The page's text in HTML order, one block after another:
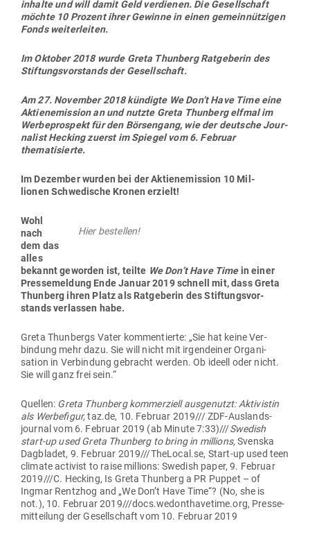
Quellen: Greta Thunberg kom­mer­ziell aus­ge­nutzt: Akti­vistin
als Wer­be­figur,taz.de, 10. Februar 2019///
start-up used Greta Thunberg to bring in mil­lions,Svenska
Dag­bladet, 9. Februar 2019///TheLocal.se, Start-up used teen
2019/// C. Hecking, Is Greta Thunberg a PR Puppet – of
Ingmar Rentzhog and „We Don’t Have Time“? (No, she is
not.), 10. Februar 2019///docs.wedonthavetime.org, Pres­se­
mit­teilung der Gesell­schaft vom 10. Februar 2019
Greta Thunberg ist alles andere als ein kleines Mädchen,
mächtige Öko­lobby, die viel Geld hat!
Deshalb jubeln die Grünen.
Und deshalb widmete Greta Thunberg bei der Ver­leihung
des Son­der­preises für Kli­ma­schutz bei der Gol­denen
Kamera ihren Preis – na wem wohl? – klar:
Den Akti­visten im Ham­bacher Forst!
Und zwar mit den Worten:
Forst schützen und den Kli­ma­ak­ti­visten, die dafür kämpfen,
fossile Ener­gie­träger in der Erde zu belassen!“
Ori­gi­nal­quelle hier anklicken!
So also werden wir alle von der kleine Greta Thunberg und
dem Netzwerk, das hinter ihr steckt, für dumm verkauft.
Und die Jugend­lichen, Poli­tiker und Pro­minenz klat­schen